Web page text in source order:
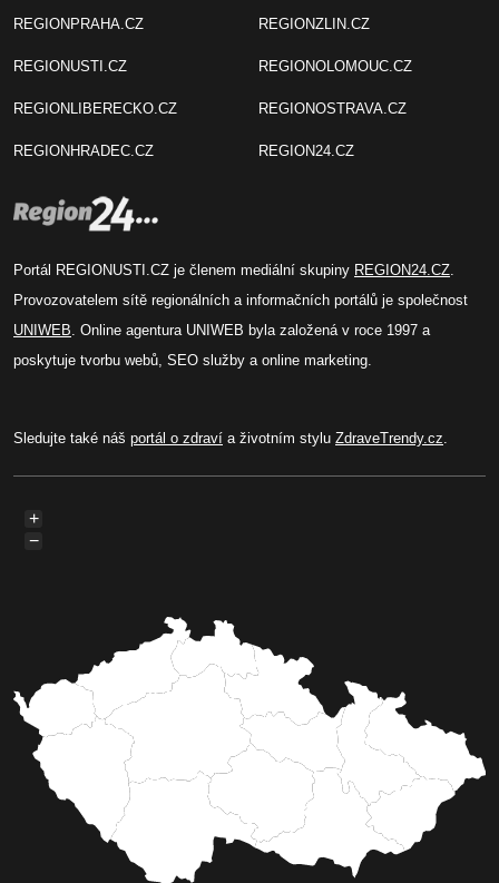
REGIONPRAHA.CZ
REGIONUSTI.CZ
REGIONLIBERECKO.CZ
REGIONHRADEC.CZ
REGIONZLIN.CZ
REGIONOLOMOUC.CZ
REGIONOSTRAVA.CZ
REGION24.CZ
Portál REGIONUSTI.CZ je členem mediální skupiny REGION24.CZ.
Provozovatelem sítě regionálních a informačních portálů je společnost
UNIWEB. Online agentura UNIWEB byla založená v roce 1997 a
poskytuje tvorbu webů, SEO služby a online marketing.
Sledujte také náš portál o zdraví a životním stylu ZdraveTrendy.cz.
+
−